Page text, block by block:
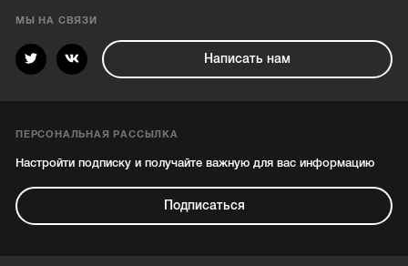
МЫ НА СВЯЗИ
Написать нам
ПЕРСОНАЛЬНАЯ РАССЫЛКА
Настройти подписку и получайте важную для вас информацию
Подписаться